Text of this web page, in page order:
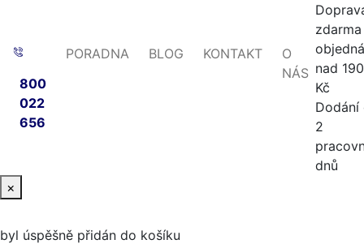
800
022
656
PORADNA BLOG KONTAKT
O
NÁS nad
Kč
Dodání
2
dnů
×
byl úspěšně přidán do košíku